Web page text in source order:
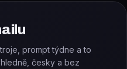
prompt týdne a to
česky a bez